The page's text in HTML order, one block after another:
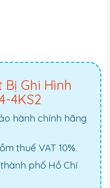
Ghi Hình
4KS2
hành chính hãng
thuế VAT 10%.
phố Hồ Chí